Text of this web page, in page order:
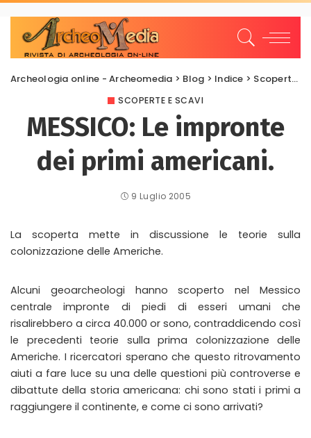
Archeologia online - Archeomedia > Blog > Indice > Scoperte e scavi
SCOPERTE E SCAVI
MESSICO: Le impronte
dei primi americani.
9 Luglio 2005
La scoperta mette in discussione le teorie sulla
colonizzazione delle Americhe.
Alcuni geoarcheologi hanno scoperto nel Messico
centrale impronte di piedi di esseri umani che
risalirebbero a circa 40.000 or sono, contraddicendo così
le precedenti teorie sulla prima colonizzazione delle
Americhe. I ricercatori sperano che questo ritrovamento
aiuti a fare luce su una delle questioni più controverse e
dibattute della storia americana: chi sono stati i primi a
raggiungere il continente, e come ci sono arrivati?